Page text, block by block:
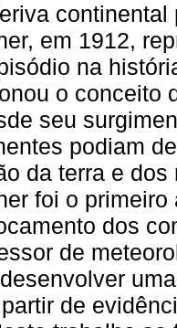
continental
em 1912,
na
o conceito
seu
podiam
da terra e
foi o
dos
de
de